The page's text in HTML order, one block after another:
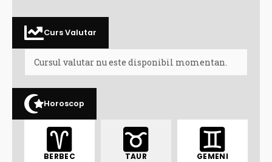
Curs Valutar
Cursul valutar nu este disponibil momentan.
Horoscop
BERBEC TAUR GEMENI